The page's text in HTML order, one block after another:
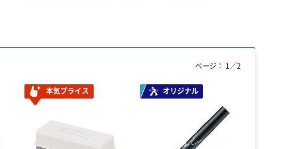
本気プライス オリジナル
ページ： 1 ／2